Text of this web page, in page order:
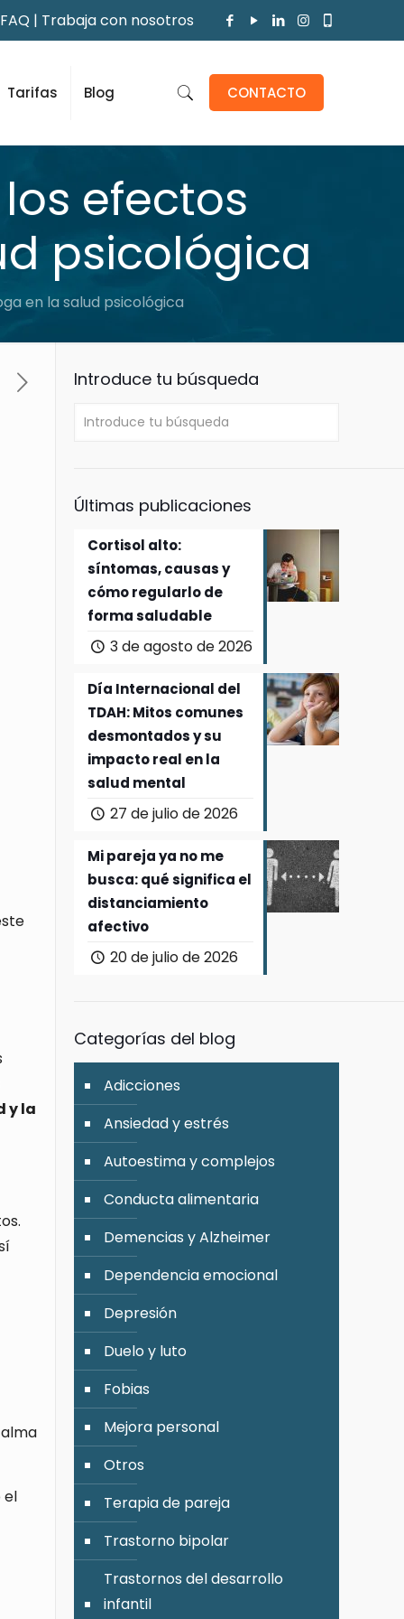
FAQ | Trabaja con nosotros
Tarifas Blog CONTACTO
efectos
psicológica
en la salud psicológica
y la
el
Introduce tu búsqueda
Últimas publicaciones
Cortisol alto:
síntomas, causas y
cómo regularlo de
forma saludable
3 de agosto de 2026
Día Internacional del
TDAH: Mitos comunes
desmontados y su
impacto real en la
salud mental
27 de julio de 2026
Mi pareja ya no me
busca: qué significa el
distanciamiento
afectivo
20 de julio de 2026
Categorías del blog
Adicciones
Ansiedad y estrés
Autoestima y complejos
Conducta alimentaria
Demencias y Alzheimer
Dependencia emocional
Depresión
Duelo y luto
Fobias
Mejora personal
Otros
Terapia de pareja
Trastorno bipolar
Trastornos del desarrollo
infantil